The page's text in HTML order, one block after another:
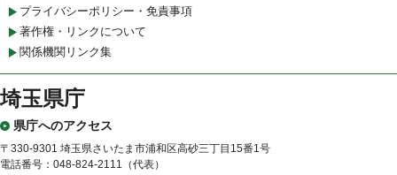
プライバシーポリシー・免責事項
著作権・リンクについて
関係機関リンク集
埼玉県庁
県庁へのアクセス
〒330-9301 埼玉県さいたま市浦和区高砂三丁目15番1号
電話番号：048-824-2111（代表）